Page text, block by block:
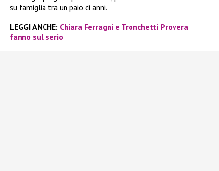
su famiglia tra un paio di anni.
LEGGI ANCHE: Chiara Ferragni e Tronchetti Provera
fanno sul serio